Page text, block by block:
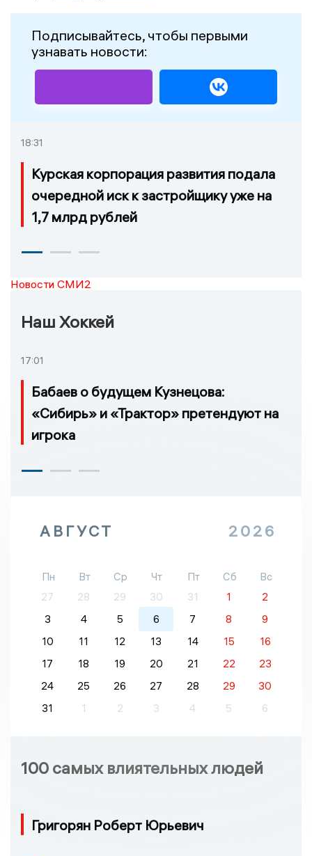
Подписывайтесь, чтобы первыми
узнавать новости:
18:31
Курская корпорация развития подала
очередной иск к застройщику уже на
1,7 млрд рублей
Новости СМИ2
Наш Хоккей
17:01
Бабаев о будущем Кузнецова:
«Сибирь» и «Трактор» претендуют на
игрока
АВГУСТ 2026
Пн Вт Ср Чт Пт Сб
Вс
27
28 29 30 31 1
2
3
4 5 6 7 8
9
10
11 12 13 14 15
16
17
18 19 20 21 22
23
24
25 26 27 28 29
30
31
1 2 3 4 5 6
100 самых влиятельных людей
Григорян Роберт Юрьевич